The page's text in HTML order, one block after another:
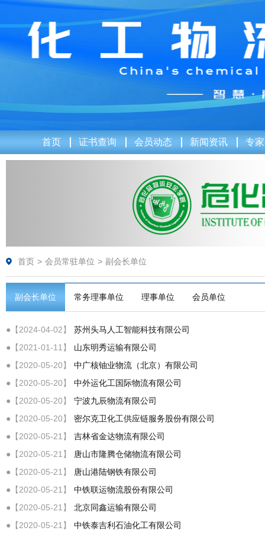
首页 证书查询 会员动态 新闻资讯 专
首页 > 会员常驻单位 > 副会长单位
副会长单位 常务理事单位 理事单位 会员单位
●【2024-04-02】
苏州头马人工智能科技有限公司
●【2021-01-11】
山东明秀运输有限公司
●【2020-05-20】
中广核铀业物流（北京）有限公司
●【2020-05-20】
中外运化工国际物流有限公司
●【2020-05-20】
宁波九辰物流有限公司
●【2020-05-20】
密尔克卫化工供应链服务股份有限公司
●【2020-05-21】
吉林省金达物流有限公司
●【2020-05-21】
唐山市隆腾仓储物流有限公司
●【2020-05-21】
唐山港陆钢铁有限公司
●【2020-05-21】
中铁联运物流股份有限公司
●【2020-05-21】
北京同鑫运输有限公司
●【2020-05-21】
中铁泰吉利石油化工有限公司